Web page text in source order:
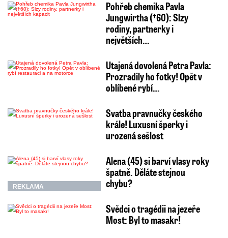
Pohřeb chemika Pavla
Jungwirtha (†60): Slzy
rodiny, partnerky i
největších…
Utajená dovolená Petra Pavla:
Prozradily ho fotky! Opět v
oblíbené rybí…
Svatba pravnučky českého
krále! Luxusní šperky i
urozená sešlost
REKLAMA
Alena (45) si barví vlasy roky
špatně. Děláte stejnou
chybu?
Svědci o tragédii na jezeře
Most: Byl to masakr!